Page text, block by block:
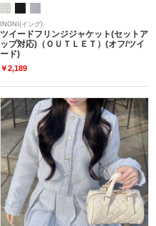
INGNI(イング)
ツイードフリンジジャケット(セットア
ップ対応)（ＯＵＴＬＥＴ）(オフ/ツイ
ード)
￥2,189